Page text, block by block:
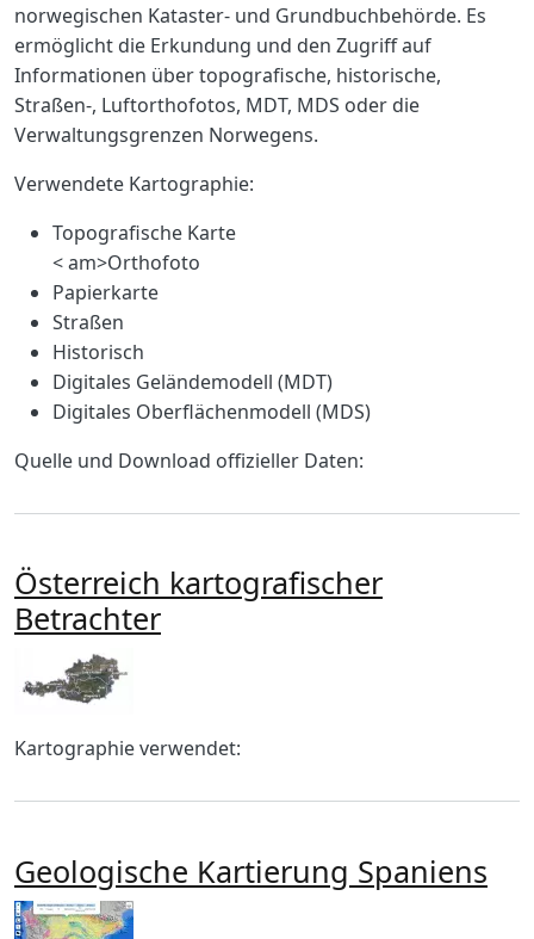
norwegischen Kataster- und Grundbuchbehörde. Es
ermöglicht die Erkundung und den Zugriff auf
Informationen über topografische, historische,
Straßen-, Luftorthofotos, MDT, MDS oder die
Verwaltungsgrenzen Norwegens.
Verwendete Kartographie:
Topografische Karte
< am>Orthofoto
Papierkarte
Straßen
Historisch
Digitales Geländemodell (MDT)
Digitales Oberflächenmodell (MDS)
Quelle und Download offizieller Daten:
Österreich kartografischer
Betrachter
Imagen
Body
Kartographie verwendet:
Geologische Kartierung Spaniens
Imagen